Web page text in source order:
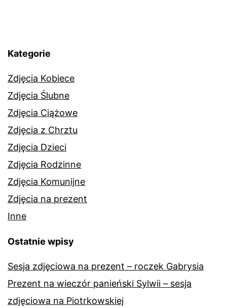
Kategorie
Zdjęcia Kobiece
Zdjęcia Ślubne
Zdjęcia Ciążowe
Zdjęcia z Chrztu
Zdjęcia Dzieci
Zdjęcia Rodzinne
Zdjęcia Komunijne
Zdjęcia na prezent
Inne
Ostatnie wpisy
Sesja zdjęciowa na prezent – roczek Gabrysia
Prezent na wieczór panieński Sylwii – sesja
zdjęciowa na Piotrkowskiej